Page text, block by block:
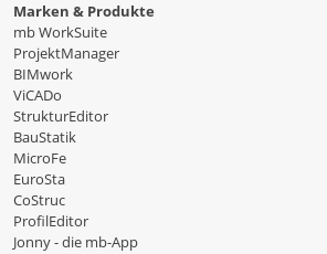
Marken & Produkte
mb WorkSuite
ProjektManager
BIMwork
ViCADo
StrukturEditor
BauStatik
MicroFe
EuroSta
CoStruc
ProfilEditor
Jonny - die mb-App